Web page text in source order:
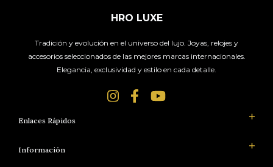
HRO LUXE
Tradición y evolución en el universo del lujo. Joyas, relojes y
accesorios seleccionados de las mejores marcas internacionales.
Elegancia, exclusividad y estilo en cada detalle.
Enlaces Rápidos
Información